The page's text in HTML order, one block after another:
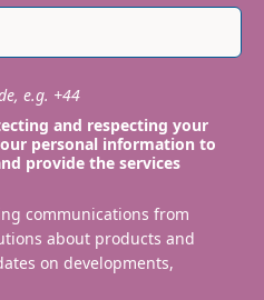
e.g. +44
and respecting your
personal information to
provide the services
communications from
about products and
on developments,